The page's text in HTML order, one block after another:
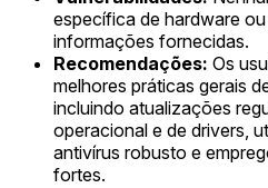
específica de hardware
informações fornecidas.
Recomendações: Os
melhores práticas gerais
incluindo atualizações
operacional e de drivers,
antivírus robusto e
fortes.